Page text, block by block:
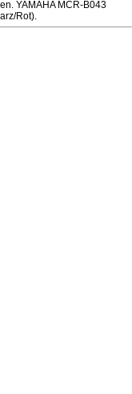
YAMAHA MCR-B043
Rot).